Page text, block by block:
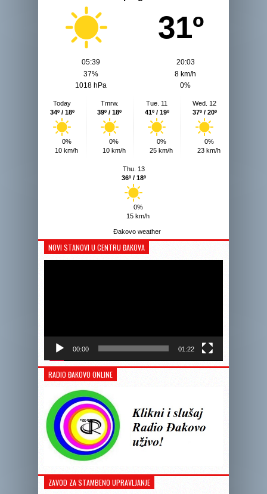
31º
05:39
20:03
37%
8 km/h
1018 hPa
0%
Today
34º / 18º
0%
10 km/h
Tmrw.
39º / 18º
0%
10 km/h
Tue. 11
41º / 19º
0%
25 km/h
Wed. 12
37º / 20º
0%
23 km/h
Thu. 13
36º / 18º
0%
15 km/h
Đakovo weather
NOVI STANOVI U CENTRU ĐAKOVA
00:00 01:22
RADIO ĐAKOVO ONLINE
ZAVOD ZA STAMBENO UPRAVLJANJE